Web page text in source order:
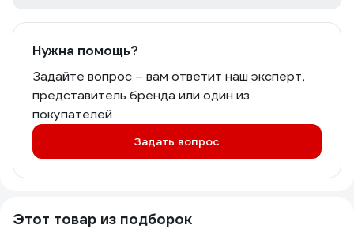
Нужна помощь?
Задайте вопрос – вам ответит наш эксперт,
представитель бренда или один из
покупателей
Задать вопрос
Этот товар из подборок